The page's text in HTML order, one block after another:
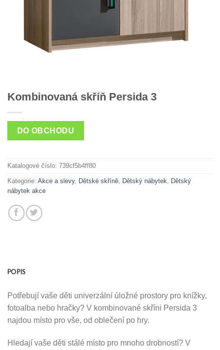
Kombinovaná skříň Persida 3
DO OBCHODU
Katalogové číslo: 739cf5b4ff80
Kategorie: Akce a slevy, Dětské skříně, Dětský nábytek, Dětský
nábytek akce
POPIS
Potřebují vaše děti univerzální úložné prostory pro knížky,
fotoalba nebo hračky? V kombinované skříni Persida 3
najdou místo pro vše, od oblečení po hry.
Hledají vaše děti stálé místo pro mnoho drobností? V